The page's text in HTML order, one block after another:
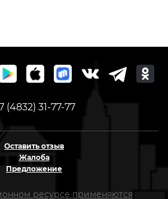
(4832) 31-77-77
Оставить отзыв
Жалоба
Предложение
ресурсе применяются